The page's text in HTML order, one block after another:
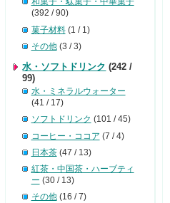
(392 / 90)
菓子材料(1 / 1)
その他(3 / 3)
水・ソフトドリンク (242 /
99)
水・ミネラルウォーター
(41 / 17)
ソフトドリンク (101 / 45)
コーヒー・ココア (7 / 4)
日本茶(47 / 13)
紅茶・中国茶・ハーブティ
ー (30 / 13)
その他(16 / 7)